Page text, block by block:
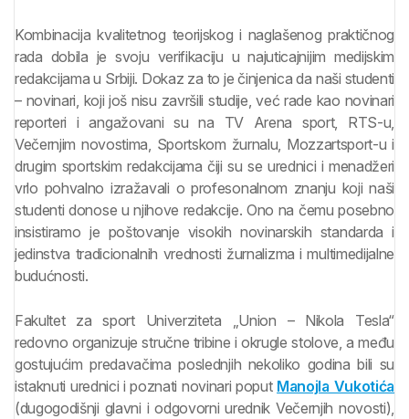
Kombinacija kvalitetnog teorijskog i naglašenog praktičnog
rada dobila je svoju verifikaciju u najuticajnijim medijskim
redakcijama u Srbiji. Dokaz za to je činjenica da naši studenti
– novinari, koji još nisu završili studije, već rade kao novinari
reporteri i angažovani su na TV Arena sport, RTS-u,
Večernjim novostima, Sportskom žurnalu, Mozzartsport-u i
drugim sportskim redakcijama čiji su se urednici i menadžeri
vrlo pohvalno izražavali o profesonalnom znanju koji naši
studenti donose u njihove redakcije. Ono na čemu posebno
insistiramo je poštovanje visokih novinarskih standarda i
jedinstva tradicionalnih vrednosti žurnalizma i multimedijalne
budućnosti.
Fakultet za sport Univerziteta „Union – Nikola Tesla“
redovno organizuje stručne tribine i okrugle stolove, a među
gostujućim predavačima poslednjih nekoliko godina bili su
istaknuti urednici i poznati novinari poput Manojla Vukotića
(dugogodišnji glavni i odgovorni urednik Večernjih novosti),